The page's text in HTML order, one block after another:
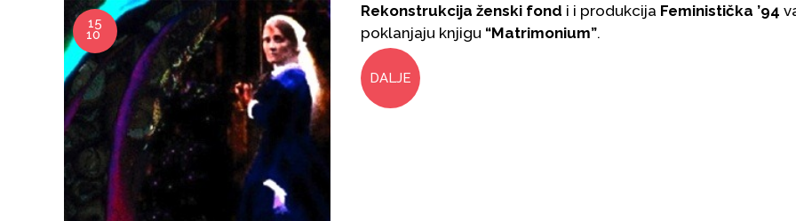
15
10
Rekonstrukcija ženski fond i i produkcija Feministička ’94
poklanjaju knjigu “Matrimonium”.
DALJE